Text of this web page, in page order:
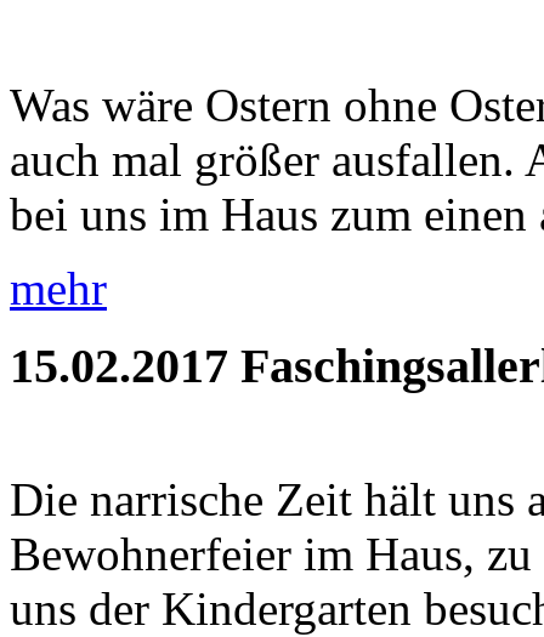
Was wäre Ostern ohne
auch mal größer ausfallen.
bei uns im Haus zum einen
mehr
15.02.2017
Die narrische Zeit hält uns
Bewohnerfeier im Haus,
uns der Kindergarten